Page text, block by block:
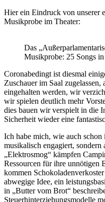
Hier ein Eindruck von unserer
Musikprobe im Theater:
Das
Musikprobe: 25 Songs
Coronabedingt ist diesmal
Zuschauer im Saal
eingehalten werden, wir
wir spielen deutlich mehr
dies bauen wir verspielt in die
Sicherheit wieder eine
Ich habe mich, wie auch schon
musikalisch engagiert,
„Elektrosmog“ kämpfen
Ressourcen für ihre unnötigen
kommen
abwegige Idee, ein
in „Butter vom Brot“
Steuerhinterziehungsmodelle